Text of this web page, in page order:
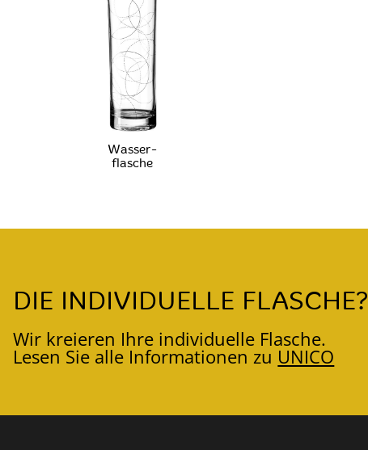
Wasser-
flasche
DIE INDIVIDUELLE FLASCHE?
Wir kreieren Ihre individuelle Flasche.
Lesen Sie alle Informationen zu UNICO